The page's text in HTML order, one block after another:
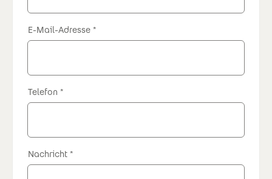
E-Mail-Adresse
Telefon
Nachricht